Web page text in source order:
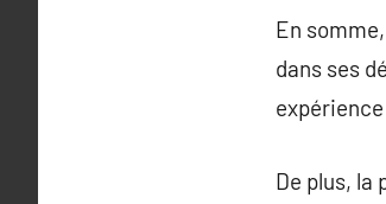
En
dans ses
De plus, la